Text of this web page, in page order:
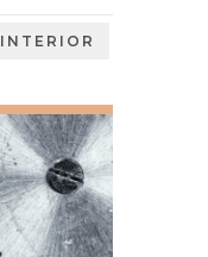
INTERIOR